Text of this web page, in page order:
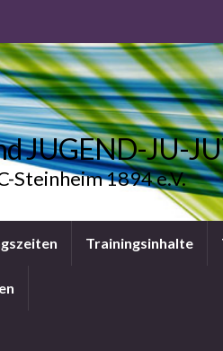
JUGEND-JU-
Steinheim 1894 e.V.
Trainingsinhalte